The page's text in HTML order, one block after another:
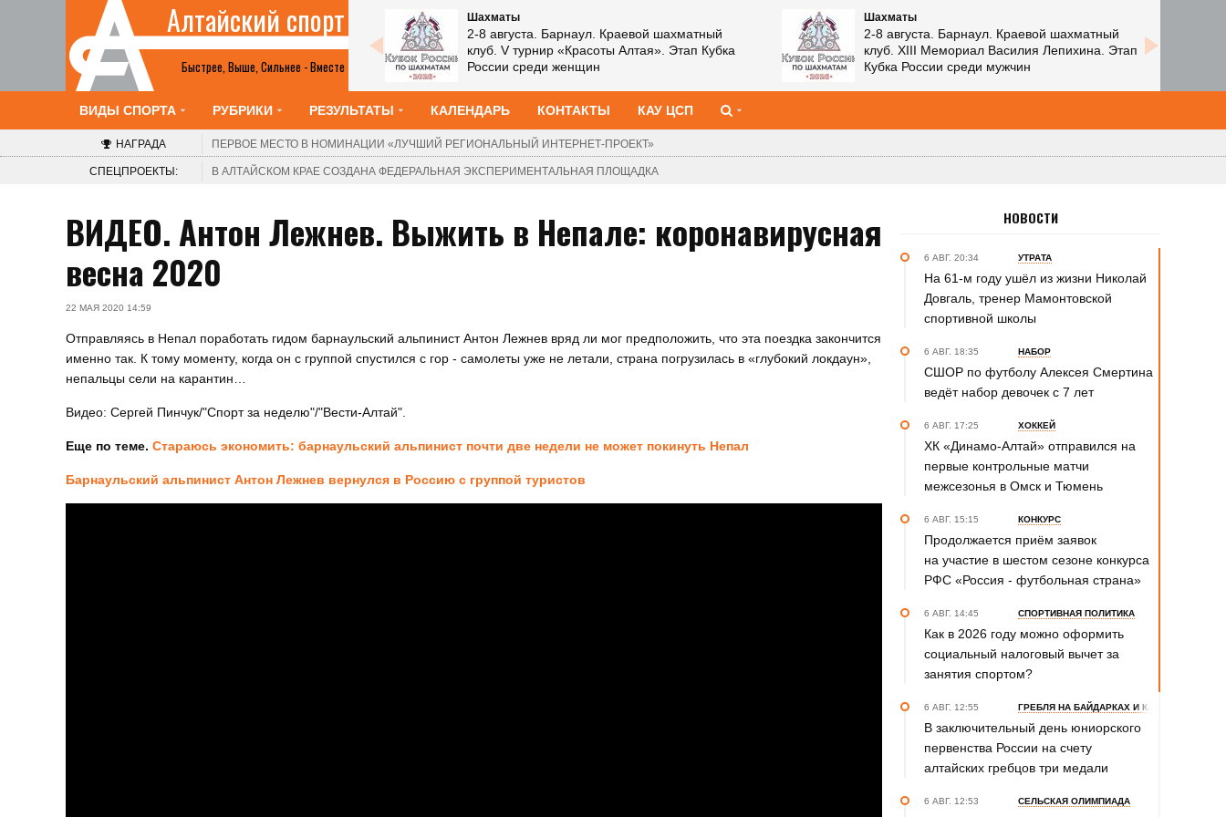
Быстрее, Выше, Сильнее - Вместе
Алтайский спорт
Все анонсы
Шахматы
2-8 августа. Барнаул. Краевой шахматный
клуб. V турнир «Красоты Алтая». Этап Кубка
России среди женщин
Шахматы
2-8 августа. Барнаул. Краевой шахматный
клуб. XIII Мемориал Василия Лепихина. Этап
Кубка России среди мужчин
ВИДЫ СПОРТА РУБРИКИ РЕЗУЛЬТАТЫ КАЛЕНДАРЬ КОНТАКТЫ КАУ ЦСП
НАГРАДА ПЕРВОЕ МЕСТО В НОМИНАЦИИ «ЛУЧШИЙ РЕГИОНАЛЬНЫЙ ИНТЕРНЕТ-ПРОЕКТ»
СПЕЦПРОЕКТЫ: В АЛТАЙСКОМ КРАЕ СОЗДАНА ФЕДЕРАЛЬНАЯ ЭКСПЕРИМЕНТАЛЬНАЯ ПЛОЩАДКА
ВИДЕО. Антон Лежнев. Выжить в Непале: коронавирусная
весна 2020
22 МАЯ 2020 14:59
Отправляясь в Непал поработать гидом барнаульский альпинист Антон Лежнев вряд ли мог предположить, что эта поездка закончится
именно так. К тому моменту, когда он с группой спустился с гор - самолеты уже не летали, страна погрузилась в «глубокий локдаун»,
непальцы сели на карантин…
Видео: Сергей Пинчук/"Спорт за неделю"/"Вести-Алтай".
Еще по теме. Стараюсь экономить: барнаульский альпинист почти две недели не может покинуть Непал
Барнаульский альпинист Антон Лежнев вернулся в Россию с группой туристов
НОВОСТИ
6 АВГ. 20:34 УТРАТА
На 61-м году ушёл из жизни Николай
Довгаль, тренер Мамонтовской
спортивной школы
6 АВГ. 18:35 НАБОР
СШОР по футболу Алексея Смертина
ведёт набор девочек с 7 лет
6 АВГ. 17:25 ХОККЕЙ
ХК «Динамо-Алтай» отправился на
первые контрольные матчи
межсезонья в Омск и Тюмень
6 АВГ. 15:15 КОНКУРС
Продолжается приём заявок
на участие в шестом сезоне конкурса
РФС «Россия - футбольная страна»
6 АВГ. 14:45 СПОРТИВНАЯ ПОЛИТИКА
Как в 2026 году можно оформить
социальный налоговый вычет за
занятия спортом?
6 АВГ. 12:55 ГРЕБЛЯ НА БАЙДАРКАХ И КАНОЭ
В заключительный день юниорского
первенства России на счету
алтайских гребцов три медали
6 АВГ. 12:53 СЕЛЬСКАЯ ОЛИМПИАДА